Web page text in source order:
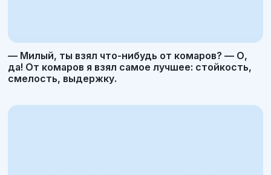
— Милый, ты взял что-нибудь от комаров? — О,
да! От комаров я взял самое лучшее: стойкость,
смелость, выдержку.